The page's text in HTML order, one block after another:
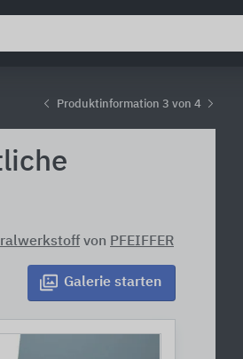
Produktinformation 3 von 4
von PFEIFFER
Galerie starten